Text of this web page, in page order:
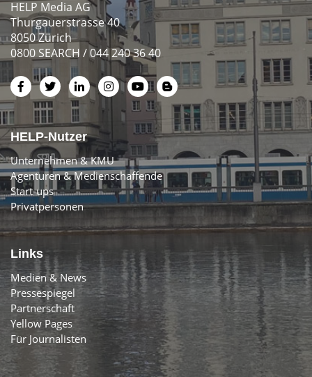
HELP Media AG
Thurgauerstrasse 40
8050 Zürich
0800 SEARCH / 044 240 36 40
HELP-Nutzer
Unternehmen & KMU
Agenturen & Medienschaffende
Start-ups
Privatpersonen
Links
Medien & News
Pressespiegel
Partnerschaft
Yellow Pages
Für Journalisten